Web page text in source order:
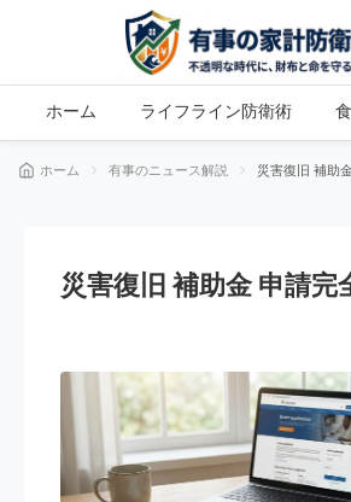
ホーム ライフライン防衛術
ホーム 有事のニュース解説 災害復旧 補助
災害復旧 補助金 申請完